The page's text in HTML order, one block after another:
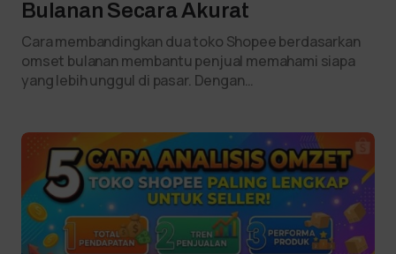
Bulanan Secara Akurat
Cara membandingkan dua toko Shopee berdasarkan
omset bulanan membantu penjual memahami siapa
yang lebih unggul di pasar. Dengan…